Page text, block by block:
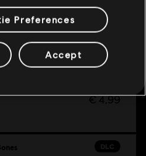
€ 24,99
DLC
€ 4,99
DLC
Preferences
Accept